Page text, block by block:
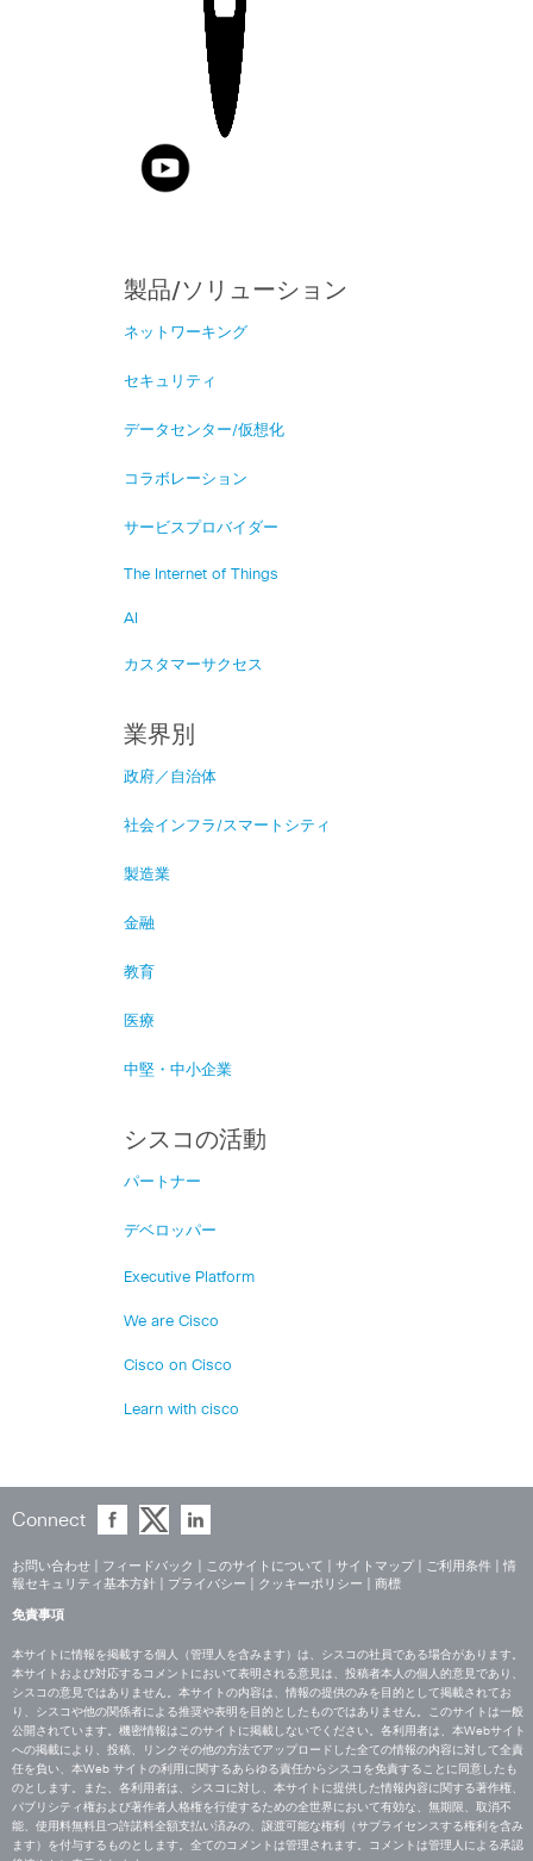
製品/ソリューション
ネットワーキング
セキュリティ
データセンター/仮想化
コラボレーション
サービスプロバイダー
The Internet of Things
AI
カスタマーサクセス
業界別
政府／自治体
社会インフラ/スマートシティ
製造業
金融
教育
医療
中堅・中小企業
シスコの活動
パートナー
デベロッパー
Executive Platform
We are Cisco
Cisco on Cisco
Learn with cisco
Connect
お問い合わせ フィードバック このサイトについて サイトマップ ご利用条件
情
報セキュリティ基本方針
プライバシー クッキーポリシー 商標
免責事項
本サイトに情報を掲載する個人（管理人を含みます）は、シスコの社員である場合があります。
本サイトおよび対応するコメントにおいて表明される意見は、投稿者本人の個人的意見であり、
シスコの意見ではありません。本サイトの内容は、情報の提供のみを目的として掲載されてお
り、シスコや他の関係者による推奨や表明を目的としたものではありません。このサイトは一般
公開されています。機密情報はこのサイトに掲載しないでください。各利用者は、本Webサイト
への掲載により、投稿、リンクその他の方法でアップロードした全ての情報の内容に対して全責
任を負い、本Web サイトの利用に関するあらゆる責任からシスコを免責することに同意したも
のとします。また、各利用者は、シスコに対し、本サイトに提供した情報内容に関する著作権、
パブリシティ権および著作者人格権を行使するための全世界において有効な、無期限、取消不
能、使用料無料且つ許諾料全額支払い済みの、譲渡可能な権利（サブライセンスする権利を含み
ます）を付与するものとします。全てのコメントは管理されます。コメントは管理人による承認